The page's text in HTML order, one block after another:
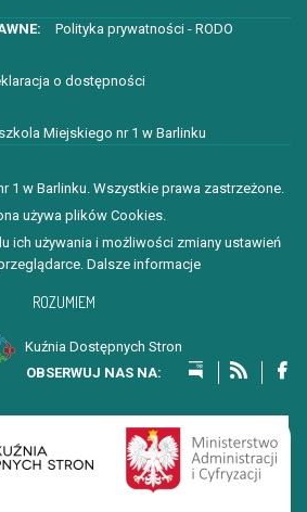
Polityka prywatności - RODO
o dostępności
Miejskiego nr 1 w Barlinku
1 w Barlinku. Wszystkie prawa zastrzeżone.
używa plików Cookies.
ich używania i możliwości zmiany ustawień
Dalsze informacje
ROZUMIEM
Kuźnia Dostępnych Stron